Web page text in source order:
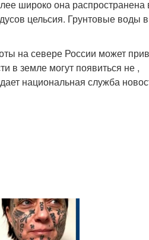
широко она распространена
цельсия. Грунтовые воды в
на севере России может
в земле могут появиться не ,
национальная служба